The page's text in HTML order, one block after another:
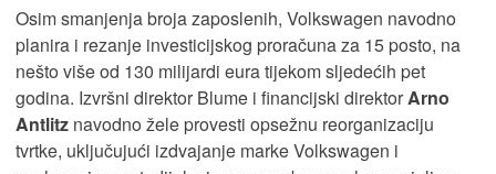
Osim smanjenja broja zaposlenih, Volkswagen navodno
planira i rezanje investicijskog proračuna za 15 posto, na
nešto više od 130 milijardi eura tijekom sljedećih pet
godina. Izvršni direktor Blume i financijski direktorArno
Antlitz navodno žele provesti opsežnu reorganizaciju
tvrtke, uključujući izdvajanje marke Volkswagen i